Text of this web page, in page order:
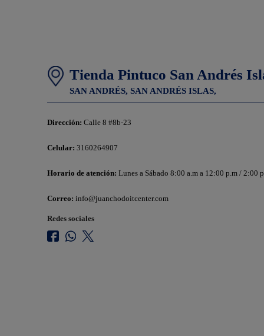
Tienda Pintuco San Andrés
SAN ANDRÉS, SAN ANDRÉS ISLAS,
Dirección: Calle 8 #8b-23
Celular: 3160264907
Horario de atención: Lunes a Sábado 8:00 a.m a 12:00 p.m / 2:00
Correo: info@juanchodoitcenter.com
Redes sociales